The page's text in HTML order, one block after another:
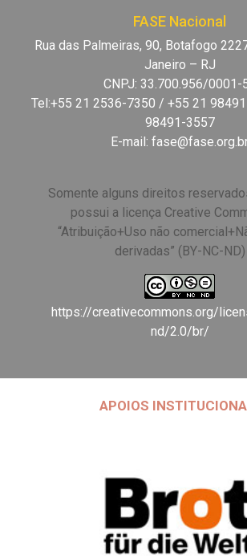
FASE Nacional
Rua das Palmeiras, 90, Botafogo
Janeiro – RJ
CNPJ: 33.700.956/0001-
Tel:+55 21 2536-7350 / +55 21
98491-3557
E-mail:
Somente alguns direitos
possui a licença Creative
“Atribuição+Uso não
derivadas” (BY-NC-ND)
https://creativecommons.org/
nd/2.0/br/
APOIOS